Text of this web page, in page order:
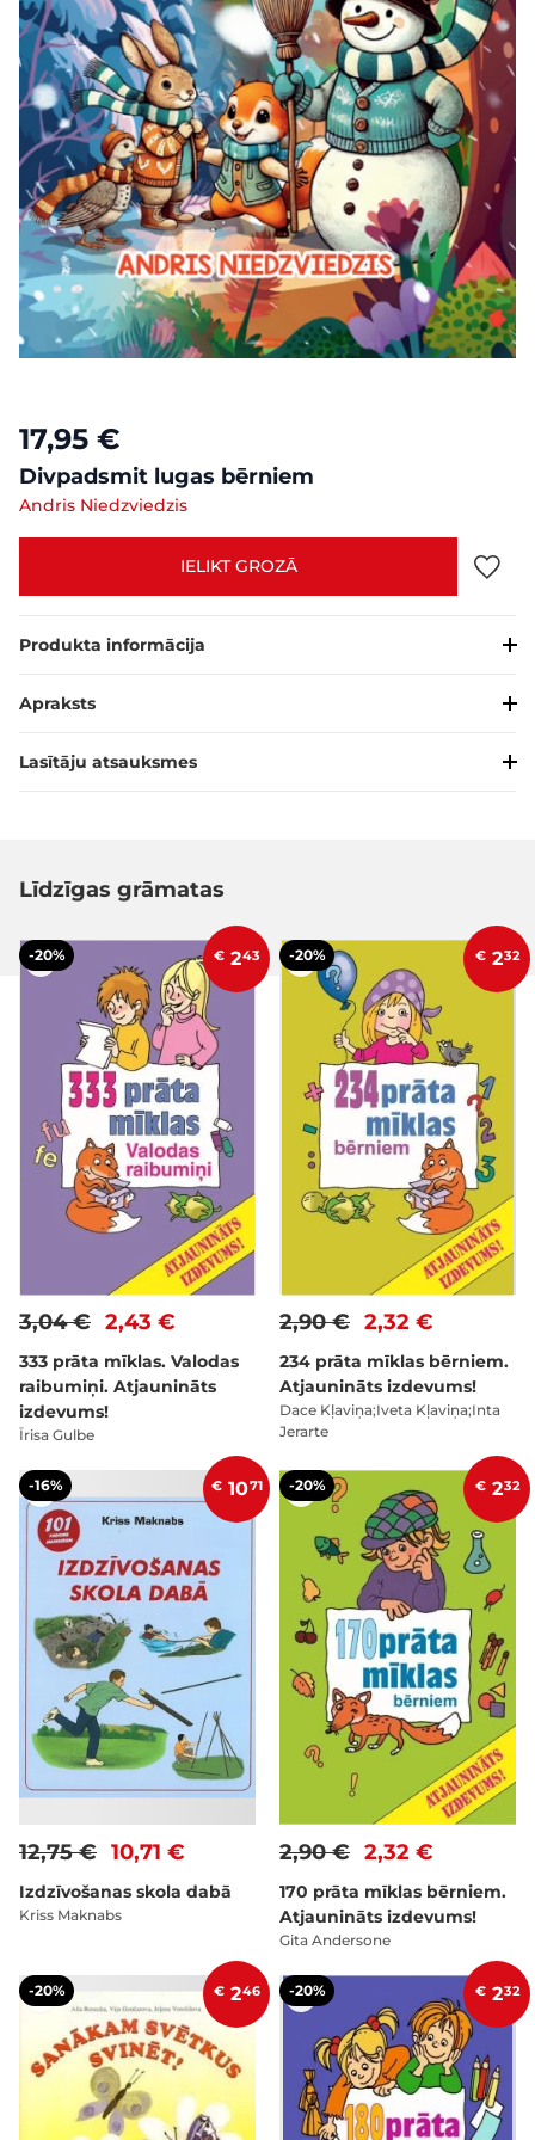
17,95 €
Divpadsmit lugas bērniem
Andris Niedzviedzis
IELIKT GROZĀ
Produkta informācija
Apraksts
Lasītāju atsauksmes
Līdzīgas grāmatas
-20% € 243
2,43 €
3,04 €
333 prāta mīklas. Valodas
raibumiņi. Atjaunināts
izdevums!
Īrisa Gulbe
-20% € 232
2,32 €
2,90 €
234 prāta mīklas bērniem.
Atjaunināts izdevums!
Dace Kļaviņa;Iveta Kļaviņa;Inta
Jerarte
-16% € 1071
10,71 €
12,75 €
Izdzīvošanas skola dabā
Kriss Maknabs
-20% € 232
2,32 €
2,90 €
170 prāta mīklas bērniem.
Atjaunināts izdevums!
Gita Andersone
-20% € 246 -20% € 232